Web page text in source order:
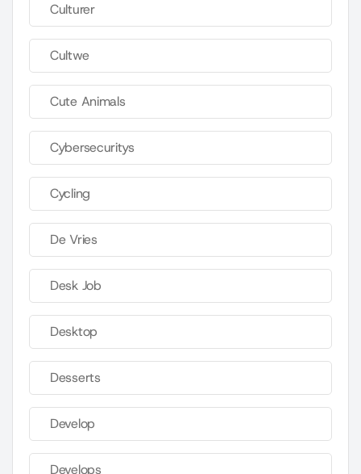
Culturer
Cultwe
Cute Animals
Cybersecuritys
Cycling
De Vries
Desk Job
Desktop
Desserts
Develop
Develops